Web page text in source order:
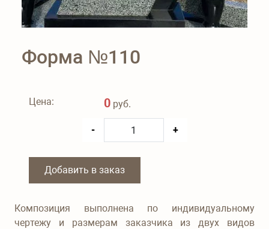
Форма №110
Цена: 0 руб.
- +
Добавить в заказ
Композиция выполнена по индивидуальному
чертежу и размерам заказчика из двух видов